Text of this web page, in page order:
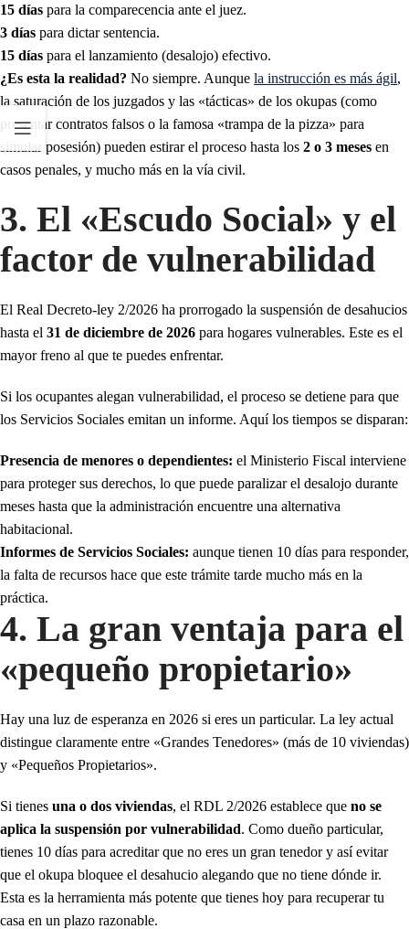
15 días para la comparecencia ante el juez.
3 días para dictar sentencia.
15 días para el lanzamiento (desalojo) efectivo.
¿Es esta la realidad? No siempre. Aunque la instrucción es más ágil,
la saturación de los juzgados y las «tácticas» de los okupas (como
presentar contratos falsos o la famosa «trampa de la pizza» para
simular posesión) pueden estirar el proceso hasta los 2 o 3 meses en
casos penales, y mucho más en la vía civil.
3. El «Escudo Social» y el
factor de vulnerabilidad
El Real Decreto-ley 2/2026 ha prorrogado la suspensión de desahucios
hasta el 31 de diciembre de 2026 para hogares vulnerables. Este es el
mayor freno al que te puedes enfrentar.
Si los ocupantes alegan vulnerabilidad, el proceso se detiene para que
los Servicios Sociales emitan un informe. Aquí los tiempos se disparan:
Presencia de menores o dependientes: el Ministerio Fiscal interviene
para proteger sus derechos, lo que puede paralizar el desalojo durante
meses hasta que la administración encuentre una alternativa
habitacional.
Informes de Servicios Sociales: aunque tienen 10 días para responder,
la falta de recursos hace que este trámite tarde mucho más en la
práctica.
4. La gran ventaja para el
«pequeño propietario»
Hay una luz de esperanza en 2026 si eres un particular. La ley actual
distingue claramente entre «Grandes Tenedores» (más de 10 viviendas)
y «Pequeños Propietarios».
Si tienes una o dos viviendas, el RDL 2/2026 establece que no se
aplica la suspensión por vulnerabilidad. Como dueño particular,
tienes 10 días para acreditar que no eres un gran tenedor y así evitar
que el okupa bloquee el desahucio alegando que no tiene dónde ir.
Esta es la herramienta más potente que tienes hoy para recuperar tu
casa en un plazo razonable.